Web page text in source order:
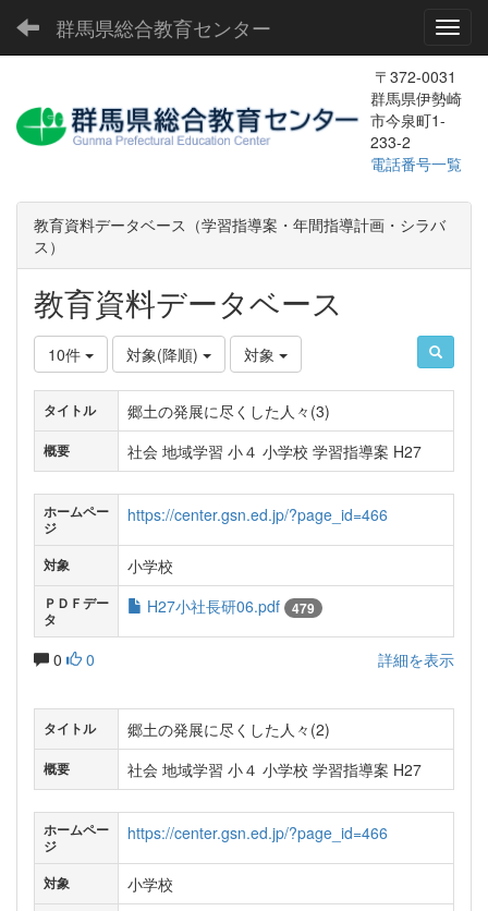
群馬県総合教育センター
〒372-0031
群馬県伊勢崎
市今泉町1-
233-2
電話番号一覧
教育資料データベース（学習指導案・年間指導計画・シラバ
ス）
教育資料データベース
10件 対象(降順) 対象
タイトル 郷土の発展に尽くした人々(3)
概要 社会 地域学習 小４ 小学校 学習指導案 H27
ホームペー
ジ
https://center.gsn.ed.jp/?page_id=466
対象 小学校
ＰＤＦデー
タ
H27小社長研06.pdf 479
0 0 詳細を表示
タイトル 郷土の発展に尽くした人々(2)
概要 社会 地域学習 小４ 小学校 学習指導案 H27
ホームペー
ジ
https://center.gsn.ed.jp/?page_id=466
対象 小学校